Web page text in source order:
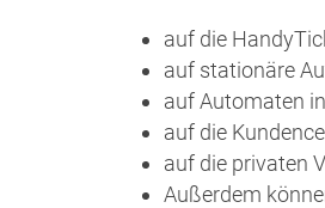
auf die
auf stationäre
auf Automaten
auf die
auf die privaten
Außerdem